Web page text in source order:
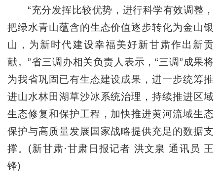
“充分发挥比较优势，进行科学有效调整，
把绿水青山蕴含的生态价值逐步转化为金山银
山，为新时代建设幸福美好新甘肃作出新贡
献。”省三调办相关负责人表示，“三调”成果将
为我省巩固已有生态建设成果，进一步统筹推
进山水林田湖草沙冰系统治理，持续推进区域
生态修复和保护工程，加快推进黄河流域生态
保护与高质量发展国家战略提供充足的数据支
撑。(新甘肃·甘肃日报记者 洪文泉 通讯员 王
锋)